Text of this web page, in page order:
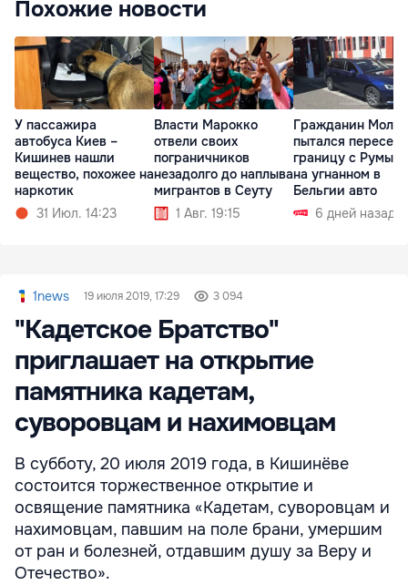
Похожие новости
У пассажира
автобуса Киев –
Кишинев нашли
вещество, похожее на
наркотик
31 Июл. 14:23
Власти Марокко
отвели своих
пограничников
незадолго до наплыва
мигрантов в Сеуту
1 Авг. 19:15
Гражданин
пытался пересечь
границу с
на угнанном в
Бельгии авто
6 дней назад
1news 19 июля 2019, 17:29 3 094
"Кадетское Братство"
приглашает на открытие
памятника кадетам,
суворовцам и нахимовцам
В субботу, 20 июля 2019 года, в Кишинёве
состоится торжественное открытие и
освящение памятника «Кадетам, суворовцам и
нахимовцам, павшим на поле брани, умершим
от ран и болезней, отдавшим душу за Веру и
Отечество».